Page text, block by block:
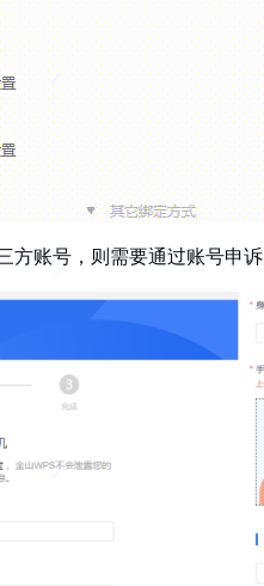
方账号，则需要通过账号申诉